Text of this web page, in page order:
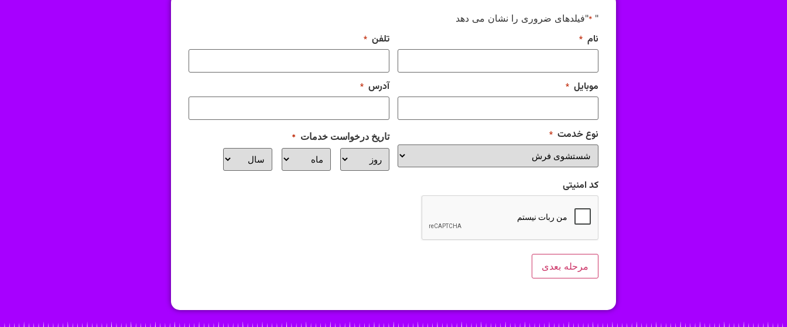
"
*"فیلدهای ضروری را نشان می دهد
نام * تلفن *
موبایل * آدرس *
نوع خدمت * تاریخ درخواست خدمات *
کد امنیتی